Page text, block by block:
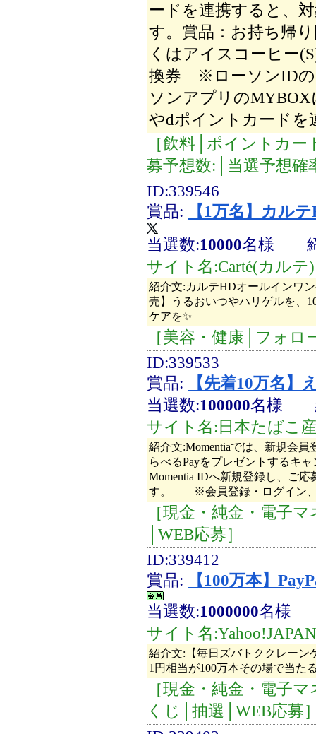
ードを連携すると、
す。賞品：お持ち帰
くはアイスコーヒー
換券 ※ローソンIDの
ソンアプリのMYBOX
やdポイントカードを
［飲料│ポイントカー
募予想数:│当選予想確
ID:339546
賞品:
【1万名】カル
当選数:10000名様
サイト名:Carté(カルテ)
紹介文:カルテHDオールインワ
売】うるおいつやハリゲルを、
ケアを✨
［美容・健康│フォ
ID:339533
賞品:
【先着10万名】
当選数:100000名様
サイト名:日本たばこ
紹介文:Momentiaでは、新規会
らべるPayをプレゼントするキ
Momentia IDへ新規登録し、ご
す。 ※会員登録・ログイン、
［現金・純金・電子
│WEB応募］
ID:339412
賞品:
【100万本】
当選数:1000000名様
サイト名:Yahoo!JAPAN
紹介文:【毎日ズバトククレーン
1円相当が100万本その場で当た
［現金・純金・電子
くじ│抽選│WEB応募